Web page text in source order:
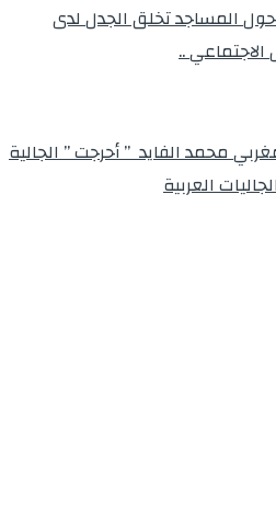
حول المساجد تخلق الجدل لدى
..
محمد الفايد ” أحرجت ” الجالية
العربية